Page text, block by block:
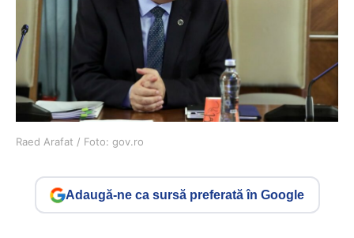
Raed Arafat / Foto: gov.ro
Adaugă-ne ca sursă preferată în Google